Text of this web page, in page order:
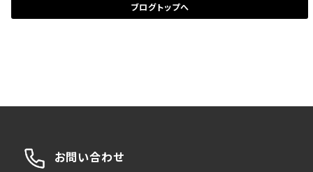
ブログトップへ
お問い合わせ